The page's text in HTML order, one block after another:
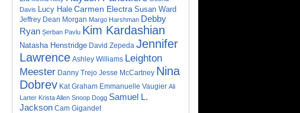
Davis Lucy Hale Carmen Electra Susan Ward
Jeffrey Dean Morgan Margo Harshman Debby
Ryan Șerban Pavlu Kim Kardashian
Natasha Henstridge David Zepeda Jennifer
Lawrence Ashley Williams Leighton
Meester Danny Trejo Jesse McCartney Nina
Dobrev Kat Graham Emmanuelle Vaugier Ali
Larter Krista Allen Snoop Dogg Samuel L.
Jackson Cam Gigandet